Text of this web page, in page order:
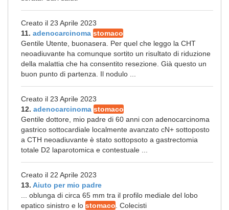
Creato il 23 Aprile 2023
11. adenocarcinoma stomaco
Gentile Utente, buonasera. Per quel che leggo la CHT
neoadiuvante ha comunque sortito un risultato di riduzione
della malattia che ha consentito resezione. Già questo un
buon punto di partenza. Il nodulo ...
Creato il 23 Aprile 2023
12. adenocarcinoma stomaco
Gentile dottore, mio padre di 60 anni con adenocarcinoma
gastrico sottocardiale localmente avanzato cN+ sottoposto
a CTH neoadiuvante è stato sottopsoto a gastrectomia
totale D2 laparotomica e contestuale ...
Creato il 22 Aprile 2023
13. Aiuto per mio padre
... oblunga di circa 65 mm tra il profilo mediale del lobo
epatico sinistro e lo stomaco . Colecisti